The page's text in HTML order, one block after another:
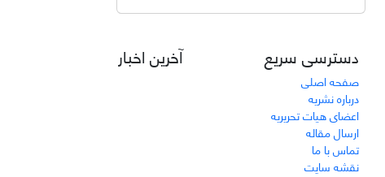
دسترسی سریع
صفحه اصلی
درباره نشریه
اعضای هیات تحریریه
ارسال مقاله
تماس با ما
نقشه سایت
آخرین اخبار